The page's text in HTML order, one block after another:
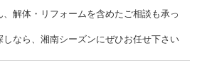
解体・リフォームを含めたご相談も承っ
なら、湘南シーズンにぜひお任せ下さい